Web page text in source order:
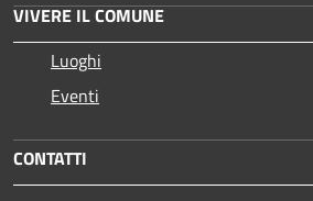
VIVERE IL COMUNE
Luoghi
Eventi
CONTATTI